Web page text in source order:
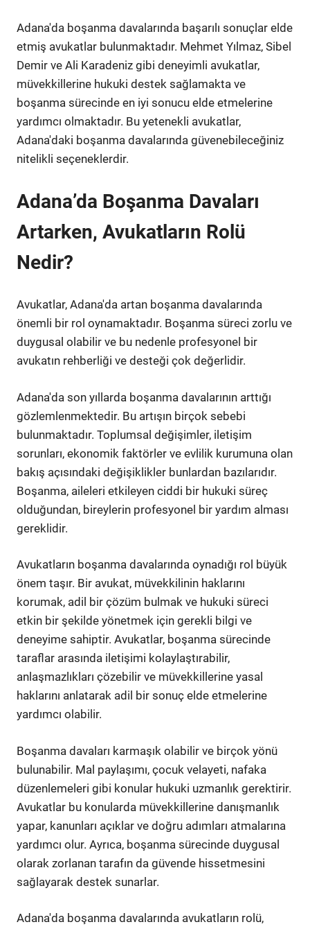
Adana'da boşanma davalarında başarılı sonuçlar elde
etmiş avukatlar bulunmaktadır. Mehmet Yılmaz, Sibel
Demir ve Ali Karadeniz gibi deneyimli avukatlar,
müvekkillerine hukuki destek sağlamakta ve
boşanma sürecinde en iyi sonucu elde etmelerine
yardımcı olmaktadır. Bu yetenekli avukatlar,
Adana'daki boşanma davalarında güvenebileceğiniz
nitelikli seçeneklerdir.
Adana’da Boşanma Davaları
Artarken, Avukatların Rolü
Nedir?
Avukatlar, Adana'da artan boşanma davalarında
önemli bir rol oynamaktadır. Boşanma süreci zorlu ve
duygusal olabilir ve bu nedenle profesyonel bir
avukatın rehberliği ve desteği çok değerlidir.
Adana'da son yıllarda boşanma davalarının arttığı
gözlemlenmektedir. Bu artışın birçok sebebi
bulunmaktadır. Toplumsal değişimler, iletişim
sorunları, ekonomik faktörler ve evlilik kurumuna olan
bakış açısındaki değişiklikler bunlardan bazılarıdır.
Boşanma, aileleri etkileyen ciddi bir hukuki süreç
olduğundan, bireylerin profesyonel bir yardım alması
gereklidir.
Avukatların boşanma davalarında oynadığı rol büyük
önem taşır. Bir avukat, müvekkilinin haklarını
korumak, adil bir çözüm bulmak ve hukuki süreci
etkin bir şekilde yönetmek için gerekli bilgi ve
deneyime sahiptir. Avukatlar, boşanma sürecinde
taraflar arasında iletişimi kolaylaştırabilir,
anlaşmazlıkları çözebilir ve müvekkillerine yasal
haklarını anlatarak adil bir sonuç elde etmelerine
yardımcı olabilir.
Boşanma davaları karmaşık olabilir ve birçok yönü
bulunabilir. Mal paylaşımı, çocuk velayeti, nafaka
düzenlemeleri gibi konular hukuki uzmanlık gerektirir.
Avukatlar bu konularda müvekkillerine danışmanlık
yapar, kanunları açıklar ve doğru adımları atmalarına
yardımcı olur. Ayrıca, boşanma sürecinde duygusal
olarak zorlanan tarafın da güvende hissetmesini
sağlayarak destek sunarlar.
Adana'da boşanma davalarında avukatların rolü,